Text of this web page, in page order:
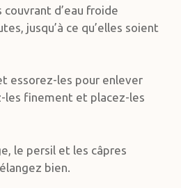
d’eau froide
jusqu’à ce qu’elles soient
essorez-les pour enlever
les finement et placez-les
le persil et les câpres
bien.